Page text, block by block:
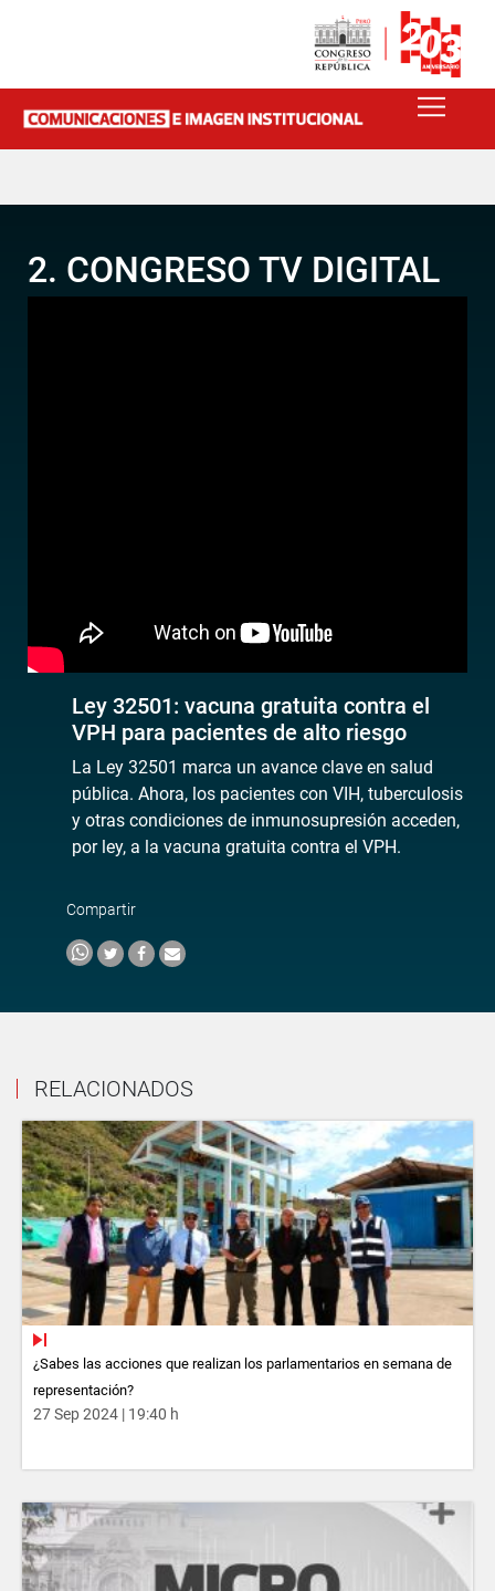
2. CONGRESO TV DIGITAL
Ley 32501: vacuna gratuita contra el
VPH para pacientes de alto riesgo
La Ley 32501 marca un avance clave en salud
pública. Ahora, los pacientes con VIH, tuberculosis
y otras condiciones de inmunosupresión acceden,
por ley, a la vacuna gratuita contra el VPH.
Compartir
RELACIONADOS
¿Sabes las acciones que realizan los parlamentarios en semana de
representación?
27 Sep 2024 | 19:40 h